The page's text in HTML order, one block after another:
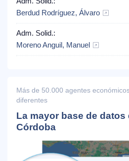
Berdud Rodríguez, Álvaro
Adm. Solid.:
Moreno Anguil, Manuel
Más de 50.000 agentes
diferentes
La mayor base de datos
Córdoba